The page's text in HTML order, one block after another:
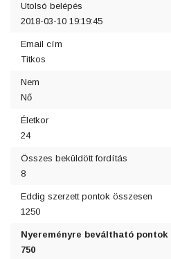
Utolsó belépés
2018-03-10 19:19:45
Email cím
Titkos
Nem
Nő
Életkor
24
Összes beküldött fordítás
8
Eddig szerzett pontok összesen
1250
Nyereményre beváltható pontok
750